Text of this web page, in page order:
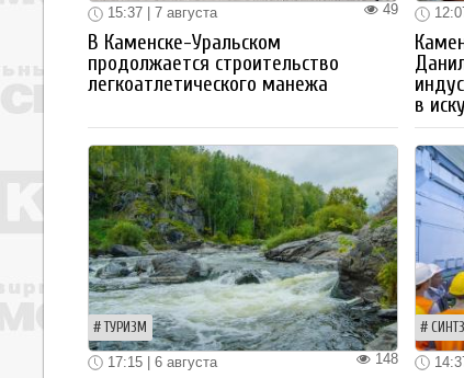
49
15:37 | 7 августа
В Каменске-Уральском
продолжается строительство
легкоатлетического манежа
в
ТУРИЗМ
148
17:15 | 6 августа
СИНТЗ